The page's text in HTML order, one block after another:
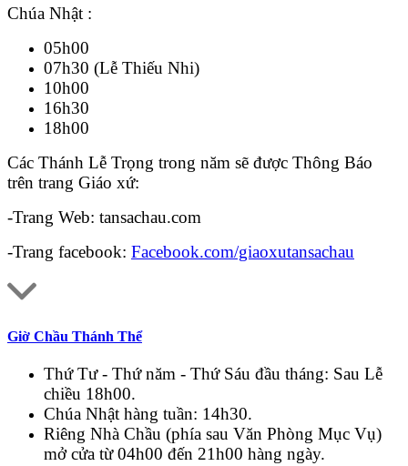
Chúa Nhật :
05h00
07h30 (Lễ Thiếu Nhi)
10h00
16h30
18h00
Các Thánh Lễ Trọng trong năm sẽ được Thông Báo
trên trang Giáo xứ:
-Trang Web: tansachau.com
-Trang facebook: Facebook.com/giaoxutansachau
Giờ Chầu Thánh Thể
Thứ Tư - Thứ năm - Thứ Sáu đầu tháng: Sau Lễ
chiều 18h00.
Chúa Nhật hàng tuần: 14h30.
Riêng Nhà Chầu (phía sau Văn Phòng Mục Vụ)
mở cửa từ 04h00 đến 21h00 hàng ngày.